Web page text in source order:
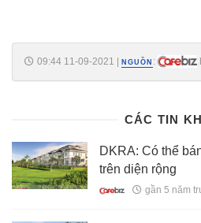
09:44 11-09-2021 | NGUỒN :
CÁC TIN
DKRA: Có thể
trên diện rộng
gần 5 năm